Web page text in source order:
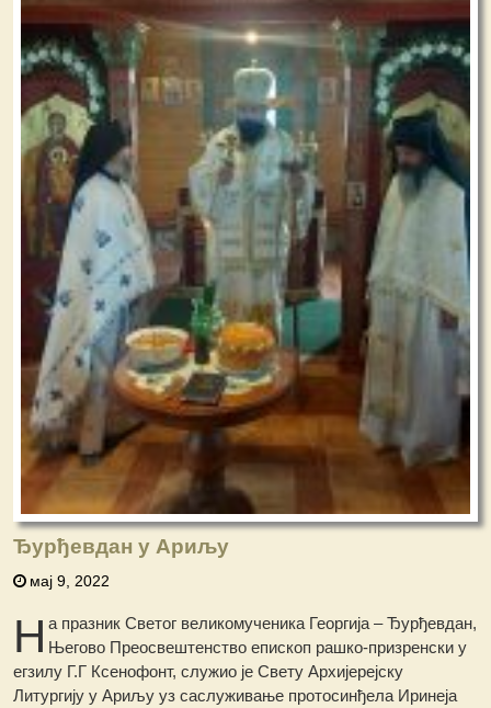
Ђурђевдан у Ариљу
мај 9, 2022
Н а празник Светог великомученика Георгија – Ђурђевдан,
Његово Преосвештенство епископ рашко-призренски у
егзилу Г.Г Ксенофонт, служио је Свету Архијерејску
Литургију у Ариљу уз саслуживање протосинђела Иринеја